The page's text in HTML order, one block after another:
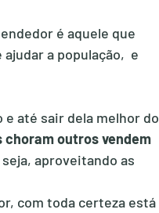
é aquele que
a população,  e
até sair dela melhor do
choram outros vendem
aproveitando as
com toda certeza está